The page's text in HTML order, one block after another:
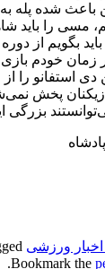
شده پله
مسی را باید
بگویم از
خودم بازی
استفانو را
پخش
بزرگی
اخبار ورزشی
.